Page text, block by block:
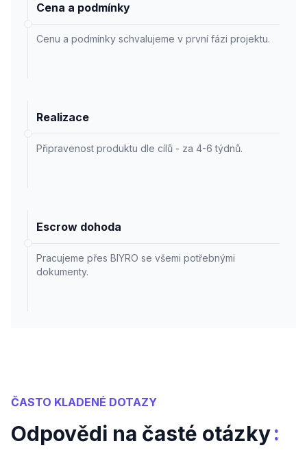
Cena a podmínky
Cenu a podmínky schvalujeme v první fázi projektu.
Realizace
Připravenost produktu dle cílů - za 4-6 týdnů.
Escrow dohoda
Pracujeme přes BIYRO se všemi potřebnými
dokumenty.
ČASTO KLADENÉ DOTAZY
Odpovědi na časté otázky: